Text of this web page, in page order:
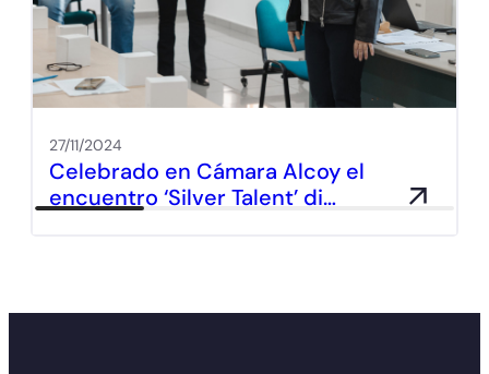
27/11/2024
Celebrado en Cámara Alcoy el
encuentro ‘Silver Talent’ di…